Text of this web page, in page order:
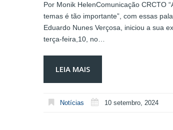
Por Monik HelenComunicação CRCTO
temas é tão importante”, com essas
Eduardo Nunes Verçosa, iniciou a sua
terça-feira,10, no…
LEIA MAIS
Notícias 10 setembro, 2024